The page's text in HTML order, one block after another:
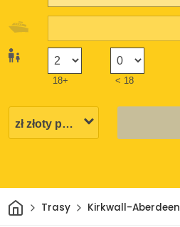
18+ < 18
DomTrasy Kirkwall-Aberdeen